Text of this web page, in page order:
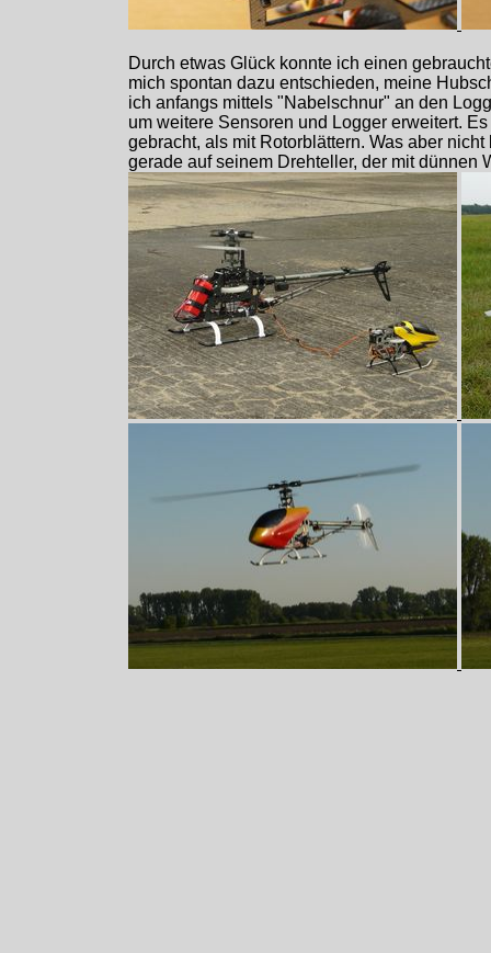
Durch etwas Glück konnte ich einen
mich spontan dazu entschieden, meine
ich anfangs mittels "Nabelschnur" an den
um weitere Sensoren und Logger erweitert.
gebracht, als mit Rotorblättern. Was aber
gerade auf seinem Drehteller, der mit dünnen